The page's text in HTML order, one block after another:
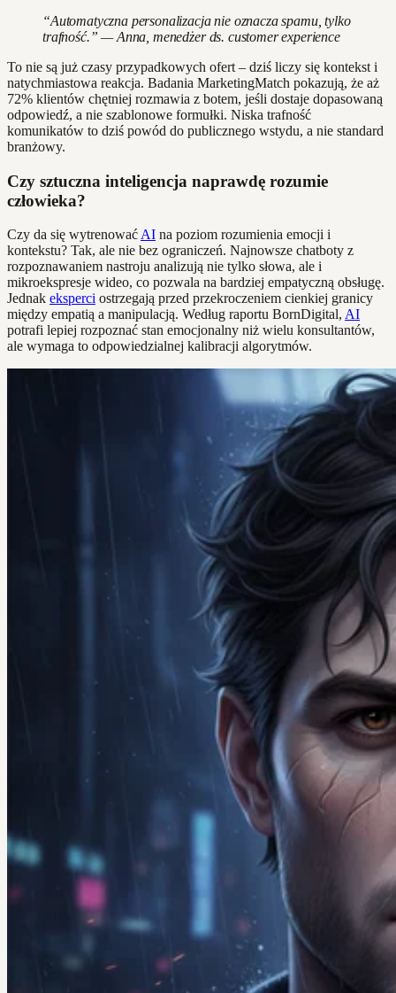
“Automatyczna personalizacja nie oznacza spamu, tylko
trafność.” — Anna, menedżer ds. customer experience
To nie są już czasy przypadkowych ofert – dziś liczy się kontekst i
natychmiastowa reakcja. Badania MarketingMatch pokazują, że aż
72% klientów chętniej rozmawia z botem, jeśli dostaje dopasowaną
odpowiedź, a nie szablonowe formułki. Niska trafność
komunikatów to dziś powód do publicznego wstydu, a nie standard
branżowy.
Czy sztuczna inteligencja naprawdę rozumie
człowieka?
Czy da się wytrenować AI na poziom rozumienia emocji i
kontekstu? Tak, ale nie bez ograniczeń. Najnowsze chatboty z
rozpoznawaniem nastroju analizują nie tylko słowa, ale i
mikroekspresje wideo, co pozwala na bardziej empatyczną obsługę.
Jednak eksperci ostrzegają przed przekroczeniem cienkiej granicy
między empatią a manipulacją. Według raportu BornDigital, AI
potrafi lepiej rozpoznać stan emocjonalny niż wielu konsultantów,
ale wymaga to odpowiedzialnej kalibracji algorytmów.